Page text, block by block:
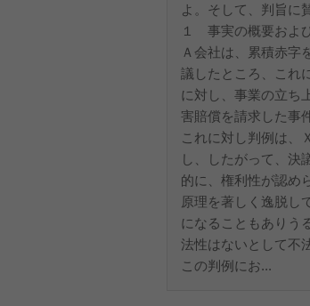
よ。そして、判旨に
１ 事実の概要およ
Ａ会社は、累積赤字
議したところ、これ
に対し、事業の立ち
害賠償を請求した事
これに対し判例は、
し、したがって、決
的に、権利性が認め
原理を著しく逸脱し
になることもありう
法性はないとして不
この判例にお...